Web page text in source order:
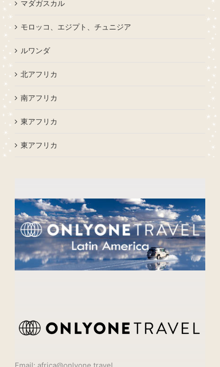
マダガスカル
モロッコ、エジプト、チュニジア
ルワンダ
北アフリカ
南アフリカ
東アフリカ
東アフリカ